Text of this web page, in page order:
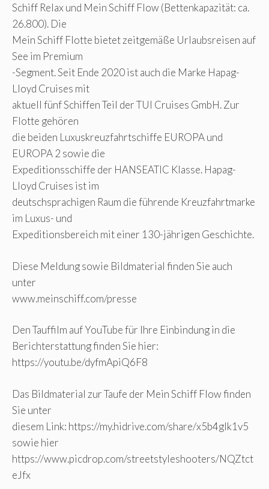
Schiff Relax und Mein Schiff Flow (Bettenkapazität: ca.
26.800). Die
Mein Schiff Flotte bietet zeitgemäße Urlaubsreisen auf
See im Premium
-Segment. Seit Ende 2020 ist auch die Marke Hapag-
Lloyd Cruises mit
aktuell fünf Schiffen Teil der TUI Cruises GmbH. Zur
Flotte gehören
die beiden Luxuskreuzfahrtschiffe EUROPA und
EUROPA 2 sowie die
Expeditionsschiffe der HANSEATIC Klasse. Hapag-
Lloyd Cruises ist im
deutschsprachigen Raum die führende Kreuzfahrtmarke
im Luxus- und
Expeditionsbereich mit einer 130-jährigen Geschichte.
Diese Meldung sowie Bildmaterial finden Sie auch
unter
www.meinschiff.com/presse
Den Tauffilm auf YouTube für Ihre Einbindung in die
Berichterstattung finden Sie hier:
https://youtu.be/dyfmApiQ6F8
Das Bildmaterial zur Taufe der Mein Schiff Flow finden
Sie unter
diesem Link: https://my.hidrive.com/share/x5b4glk1v5
sowie hier
https://www.picdrop.com/streetstyleshooters/NQZtct
eJfx